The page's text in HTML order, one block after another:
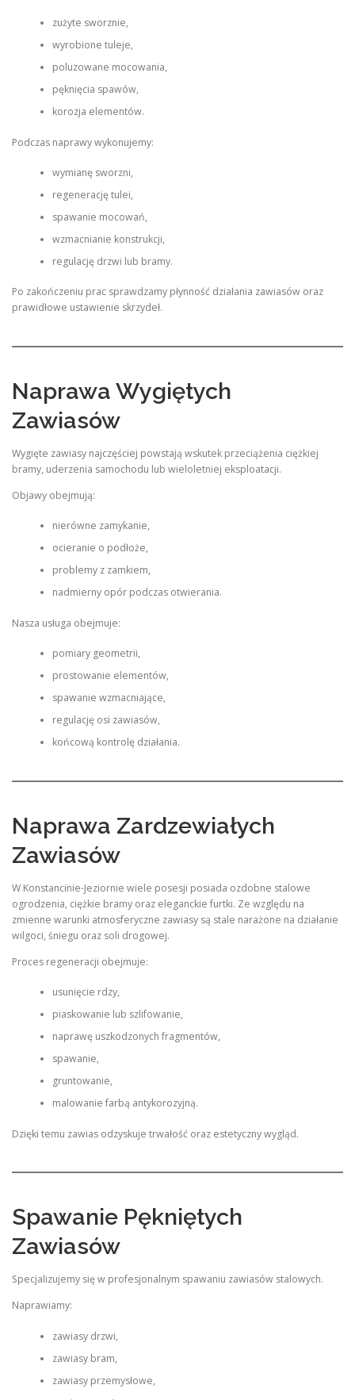
zużyte sworznie,
wyrobione tuleje,
poluzowane mocowania,
pęknięcia spawów,
korozja elementów.
Podczas naprawy wykonujemy:
wymianę sworzni,
regenerację tulei,
spawanie mocowań,
wzmacnianie konstrukcji,
regulację drzwi lub bramy.
Po zakończeniu prac sprawdzamy płynność działania zawiasów oraz
prawidłowe ustawienie skrzydeł.
Naprawa Wygiętych
Zawiasów
Wygięte zawiasy najczęściej powstają wskutek przeciążenia ciężkiej
bramy, uderzenia samochodu lub wieloletniej eksploatacji.
Objawy obejmują:
nierówne zamykanie,
ocieranie o podłoże,
problemy z zamkiem,
nadmierny opór podczas otwierania.
Nasza usługa obejmuje:
pomiary geometrii,
prostowanie elementów,
spawanie wzmacniające,
regulację osi zawiasów,
końcową kontrolę działania.
Naprawa Zardzewiałych
Zawiasów
W Konstancinie-Jeziornie wiele posesji posiada ozdobne stalowe
ogrodzenia, ciężkie bramy oraz eleganckie furtki. Ze względu na
zmienne warunki atmosferyczne zawiasy są stale narażone na działanie
wilgoci, śniegu oraz soli drogowej.
Proces regeneracji obejmuje:
usunięcie rdzy,
piaskowanie lub szlifowanie,
naprawę uszkodzonych fragmentów,
spawanie,
gruntowanie,
malowanie farbą antykorozyjną.
Dzięki temu zawias odzyskuje trwałość oraz estetyczny wygląd.
Spawanie Pękniętych
Zawiasów
Specjalizujemy się w profesjonalnym spawaniu zawiasów stalowych.
Naprawiamy:
zawiasy drzwi,
zawiasy bram,
zawiasy przemysłowe,